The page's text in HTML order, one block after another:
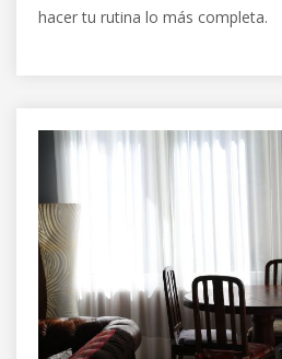
hacer tu rutina lo más completa.